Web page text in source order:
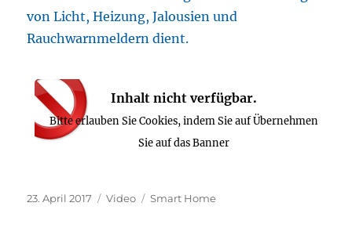
von Licht, Heizung, Jalousien und
Rauchwarnmeldern dient.
Inhalt nicht verfügbar.
Bitte erlauben Sie Cookies, indem Sie auf Übernehmen
Sie auf das Banner
Veröffentlicht
23. April 2017 Format
Video Kategorien
Smart Home